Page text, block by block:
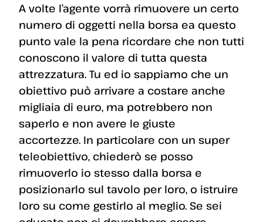
A volte l’agente vorrà rimuovere un certo
numero di oggetti nella borsa ea questo
punto vale la pena ricordare che non tutti
conoscono il valore di tutta questa
attrezzatura. Tu ed io sappiamo che un
obiettivo può arrivare a costare anche
migliaia di euro, ma potrebbero non
saperlo e non avere le giuste
accortezze. In particolare con un super
teleobiettivo, chiederò se posso
rimuoverlo io stesso dalla borsa e
posizionarlo sul tavolo per loro, o istruire
loro su come gestirlo al meglio. Se sei